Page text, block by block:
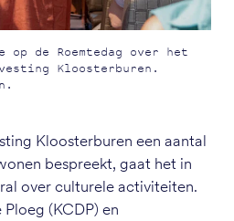
de Roemtedag over het
Kloosterburen.
Kloosterburen een aantal
bespreekt, gaat het in
over culturele activiteiten.
(KCDP) en